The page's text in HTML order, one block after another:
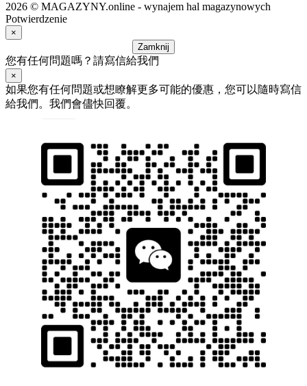
2026 © MAGAZYNY.online - wynajem hal magazynowych
Potwierdzenie
×
Zamknij
您有任何問題嗎？請寫信給我們
×
如果您有任何問題或想瞭解更多可能的優惠，您可以隨時寫信
給我們。我們會儘快回覆。